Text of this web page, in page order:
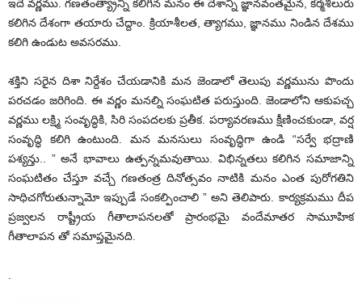
ఇదే వర్ణము. గణతంత్య్రాన్ని కలిగిన మనం ఈ దేశాన్ని జ్ఞానవంతమైన, కర్మశీలురు
కలిగిన దేశంగా తయారు చేద్దాం. క్రియాశీలత, త్యాగము, జ్ఞానము నిండిన దేశము
కలిగి ఉండుట అవసరము.
శక్తిని సరైన దిశా నిర్దేశం చేయడానికి మన జెండాలో తెలుపు వర్ణమును పొందు
పరచడం జరిగింది. ఈ వర్ణం మనల్ని సంఘటిత పరుస్తుంది. జెండాలోని ఆకుపచ్చ
వర్ణము లక్ష్మి సంవృద్ధికి, సిరి సంపదలకు ప్రతీక. పర్యావరణము క్షీణించకుండా, వర్ష
సంవృద్ధి కలిగి ఉంటుంది. మన మనసులు సంవృద్ధిగా ఉండి “సర్వే భద్రాణి
పశ్యన్తు.. ” అనే భావాలు ఉత్పన్నమవుతాయి. విభిన్నతలు కలిగిన సమాజాన్ని
సంఘటితం చేస్తూ వచ్చే గణతంత్ర దినోత్సవం నాటికి మనం ఎంత పురోగతిని
సాధిచగోరుతున్నామో ఇప్పుడే సంకల్పించాలి ” అని తెలిపారు. కార్యక్రమము దీప
ప్రజ్వలన రాష్ట్రీయ గీతాలాపనలతో ప్రారంభమై వందేమాతర సామూహిక
గీతాలాపన తో సమాప్తమైనది.